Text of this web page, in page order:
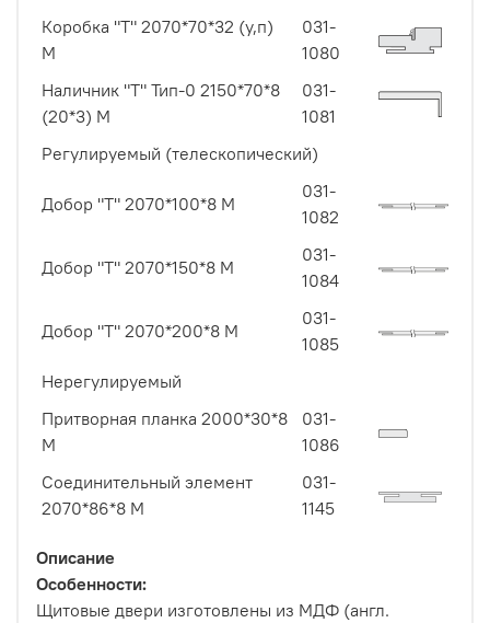
Коробка "Т" 2070*70*32 (у,п)
М
031-
1080
Наличник "Т" Тип-0 2150*70*8
(20*3) М
031-
1081
Регулируемый (телескопический)
Добор "Т" 2070*100*8 М
031-
1082
Добор "Т" 2070*150*8 М
031-
1084
Добор "Т" 2070*200*8 М
031-
1085
Нерегулируемый
Притворная планка 2000*30*8
М
031-
1086
Соединительный элемент
2070*86*8 M
031-
1145
Описание
Особенности:
Щитовые двери изготовлены из МДФ (англ.